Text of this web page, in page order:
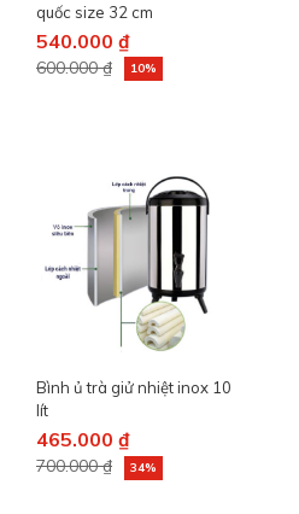
quốc size 32 cm
540.000 ₫
600.000 ₫ 10%
Bình ủ trà giử nhiệt inox 10
lít
465.000 ₫
700.000 ₫ 34%